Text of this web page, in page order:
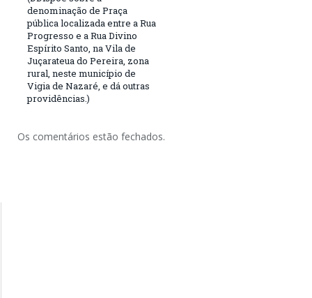
denominação de Praça
pública localizada entre a Rua
Progresso e a Rua Divino
Espírito Santo, na Vila de
Juçarateua do Pereira, zona
rural, neste município de
Vigia de Nazaré, e dá outras
providências.)
Os comentários estão fechados.